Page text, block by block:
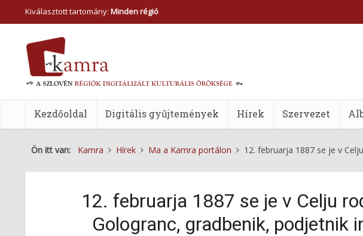
Kiválasztott tartomány: Minden régió
Kezdőoldal Digitális gyűjtemények Hírek Szervezet
Ön itt van: Kamra Hírek Ma a Kamra portálon 12. februarja 1887 se je v
12. februarja 1887 se je v Celju
Gologranc, gradbenik, podjetnik